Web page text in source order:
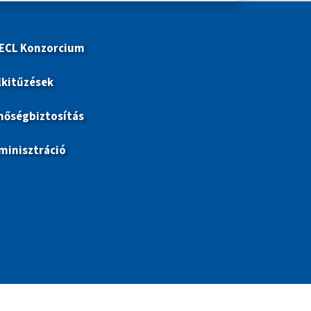
Konzorcium